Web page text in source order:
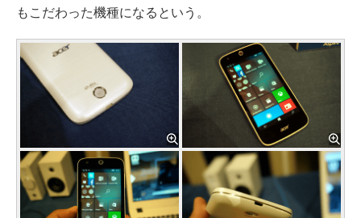
もこだわった機種になるという。